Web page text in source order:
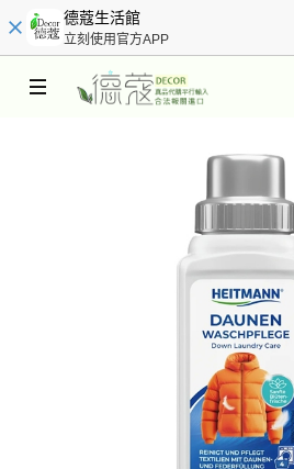
德蔻生活館
立刻使用官方APP